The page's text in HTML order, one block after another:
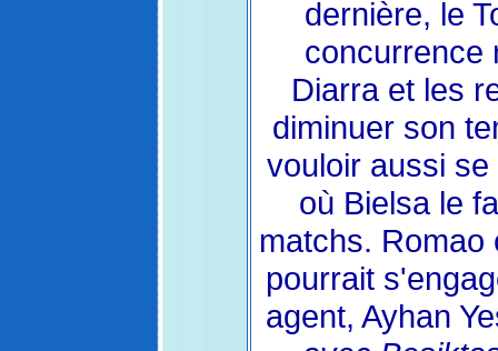
dernière, le
concurrence
Diarra et les
diminuer son
vouloir aussi
où Bielsa le
matchs. Romao
pourrait
agent, Ayhan